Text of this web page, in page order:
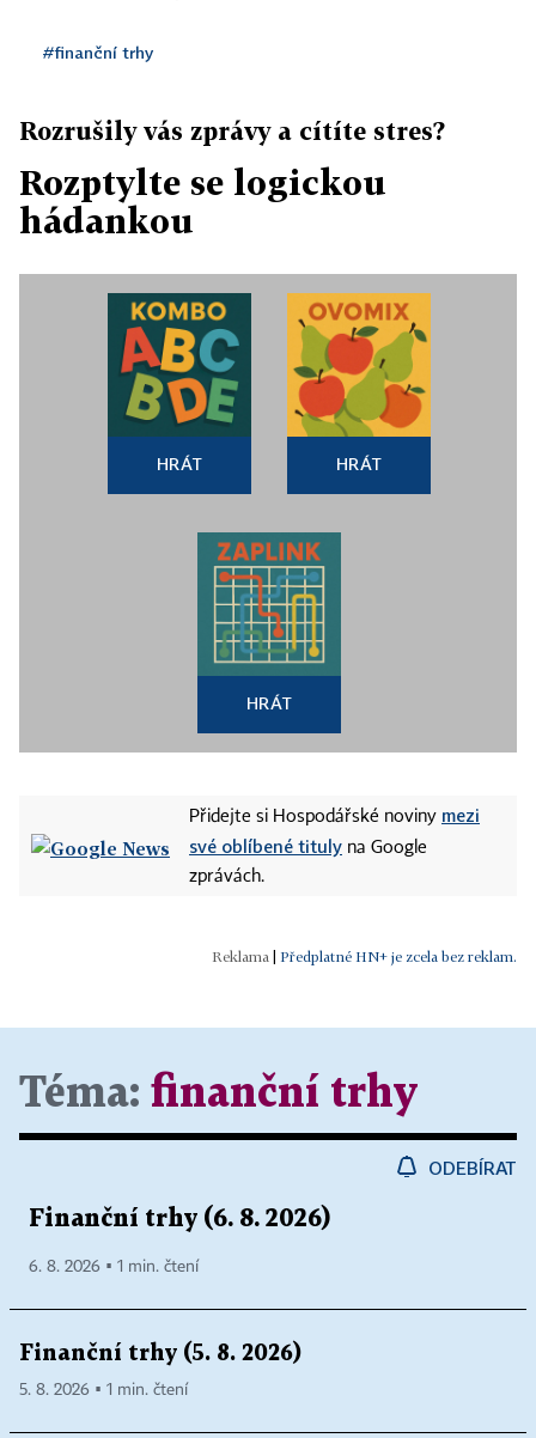
#finanční trhy
Rozrušily vás zprávy a cítíte stres?
Rozptylte se logickou
hádankou
HRÁT HRÁT
HRÁT
Přidejte si Hospodářské noviny mezi
své oblíbené tituly na Google
zprávách.
Předplatné HN+ je zcela bez reklam.
Téma: finanční trhy
ODEBÍRAT
Finanční trhy (6. 8. 2026)
6. 8. 2026 ▪ 1 min. čtení
Finanční trhy (5. 8. 2026)
5. 8. 2026 ▪ 1 min. čtení